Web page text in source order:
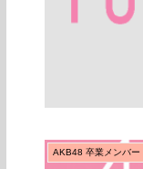
AKB48 卒業メンバー